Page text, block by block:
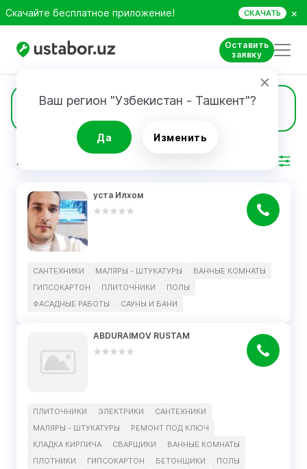
Скачайте бесплатное приложение! СКАЧАТЬ ×
Оставить
заявку
Ваш регион "Узбекистан - Ташкент"?
Да Изменить
Сантехники
РЕЗУЛЬТАТ
уста Илхом
САНТЕХНИКИ МАЛЯРЫ - ШТУКАТУРЫ
ВАННЫЕ КОМНАТЫ
ГИПСОКАРТОН
ПЛИТОЧНИКИ
ПОЛЫ
ФАСАДНЫЕ РАБОТЫ
САУНЫ И БАНИ
ABDURAIMOV RUSTAM
ПЛИТОЧНИКИ ЭЛЕКТРИКИ
САНТЕХНИКИ
МАЛЯРЫ - ШТУКАТУРЫ
РЕМОНТ ПОД КЛЮЧ
КЛАДКА КИРПИЧА
СВАРЩИКИ
ВАННЫЕ КОМНАТЫ
ПЛОТНИКИ
ГИПСОКАРТОН БЕТОНЩИКИ
ПОЛЫ